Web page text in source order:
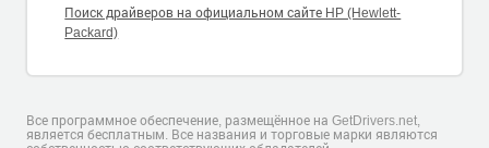
Поиск драйверов на официальном сайте HP (Hewlett-
Packard)
Все программное обеспечение, размещённое на GetDrivers.net,
является бесплатным. Все названия и торговые марки являются